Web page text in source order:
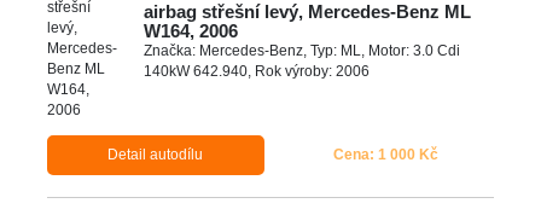
airbag střešní levý, Mercedes-Benz ML
W164, 2006
Značka: Mercedes-Benz, Typ: ML, Motor: 3.0 Cdi
140kW 642.940, Rok výroby: 2006
Detail autodílu Cena: 1 000 Kč